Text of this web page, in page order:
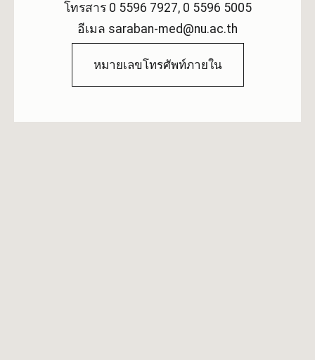
โทรสาร 0 5596 7927, 0 5596 5005
อีเมล saraban-med@nu.ac.th
หมายเลขโทรศัพท์ภายใน